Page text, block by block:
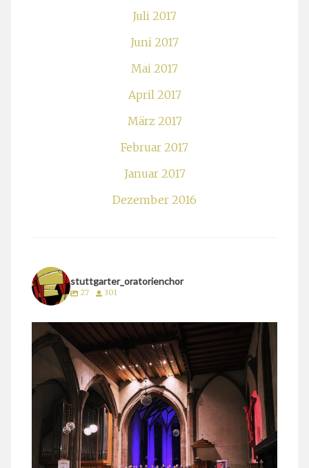
Juli 2017
Juni 2017
Mai 2017
April 2017
März 2017
Februar 2017
Januar 2017
Dezember 2016
stuttgarter_oratorienchor
27 301
stuttgarter_oratorienchor
März 24